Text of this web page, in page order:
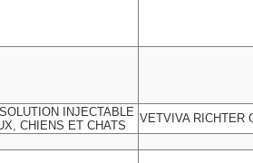
INJECTABLE
CHIENS ET CHATS
VETVIVA RICHTER